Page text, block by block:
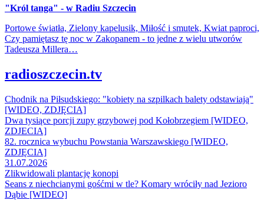
"Król tanga" - w Radiu Szczecin
Portowe światła, Zielony kapelusik, Miłość i smutek, Kwiat paproci,
Czy pamiętasz tę noc w Zakopanem - to jedne z wielu utworów
Tadeusza Millera…
radioszczecin.tv
Chodnik na Piłsudskiego: "kobiety na szpilkach balety odstawiają"
[WIDEO, ZDJĘCIA]
Dwa tysiące porcji zupy grzybowej pod Kołobrzegiem [WIDEO,
ZDJECIA]
82. rocznica wybuchu Powstania Warszawskiego [WIDEO,
ZDJĘCIA]
31.07.2026
Zlikwidowali plantację konopi
Seans z niechcianymi gośćmi w tle? Komary wróciły nad Jezioro
Dąbie [WIDEO]